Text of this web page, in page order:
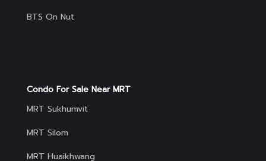
BTS On Nut
Condo For Sale Near MRT
MRT Sukhumvit
MRT Silom
MRT Huaikhwang